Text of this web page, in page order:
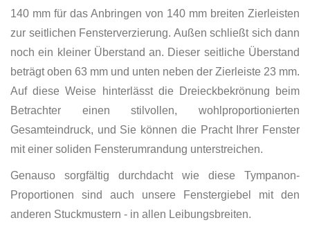
140 mm für das Anbringen von 140 mm breiten Zierleisten
zur seitlichen Fensterverzierung. Außen schließt sich dann
noch ein kleiner Überstand an. Dieser seitliche Überstand
beträgt oben 63 mm und unten neben der Zierleiste 23 mm.
Auf diese Weise hinterlässt die Dreieckbekrönung beim
Betrachter einen stilvollen, wohlproportionierten
Gesamteindruck, und Sie können die Pracht Ihrer Fenster
mit einer soliden Fensterumrandung unterstreichen.
Genauso sorgfältig durchdacht wie diese Tympanon-
Proportionen sind auch unsere Fenstergiebel mit den
anderen Stuckmustern - in allen Leibungsbreiten.